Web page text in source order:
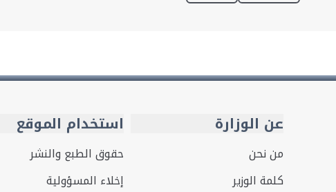
عن الوزارة
من نحن
كلمة الوزير
استخدام الموقع
حقوق الطبع والنشر
إخلاء المسؤولية